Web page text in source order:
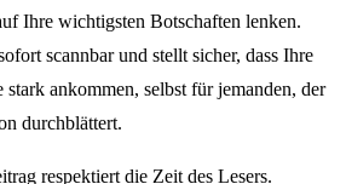
Ihre wichtigsten Botschaften lenken.
scannbar und stellt sicher, dass Ihre
ankommen, selbst für jemanden, der
durchblättert.
respektiert die Zeit des Lesers.